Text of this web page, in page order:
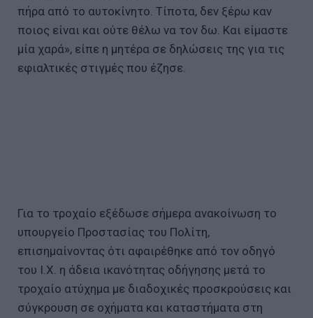
πήρα από το αυτοκίνητο. Τίποτα, δεν ξέρω καν
ποιος είναι και ούτε θέλω να τον δω. Και είμαστε
μία χαρά», είπε η μητέρα σε δηλώσεις της για τις
εφιαλτικές στιγμές που έζησε.
Για το τροχαίο εξέδωσε σήμερα ανακοίνωση το
υπουργείο Προστασίας του Πολίτη,
επισημαίνοντας ότι αφαιρέθηκε από τον οδηγό
του Ι.Χ. η άδεια ικανότητας οδήγησης μετά το
τροχαίο ατύχημα με διαδοχικές προσκρούσεις και
σύγκρουση σε οχήματα και καταστήματα στη